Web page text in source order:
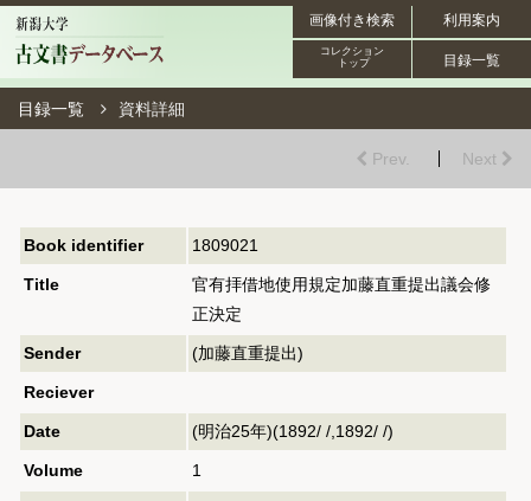
利用案内
画像付き検索
目録一覧
コレクション
トップ
目録一覧 資料詳細
Prev. Next
Book identifier 1809021
Title
官有拝借地使用規定加藤直重提出議会修
正決定
Sender (加藤直重提出)
Reciever
Date (明治25年)(1892/ /,1892/ /)
Volume 1